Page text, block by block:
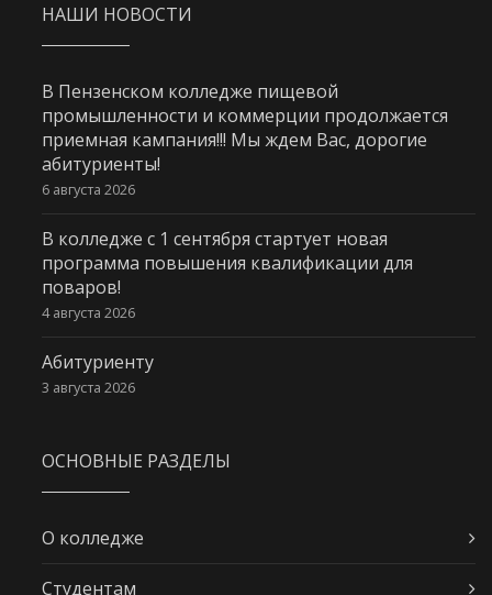
НАШИ НОВОСТИ
В Пензенском колледже пищевой
промышленности и коммерции продолжается
приемная кампания!!! Мы ждем Вас, дорогие
абитуриенты!
6 августа 2026
В колледже с 1 сентября стартует новая
программа повышения квалификации для
поваров!
4 августа 2026
Абитуриенту
3 августа 2026
ОСНОВНЫЕ РАЗДЕЛЫ
О колледже
Студентам